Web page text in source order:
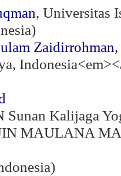
, Universitas
Zaidirrohman
Sunan Kalijaga
MAULANA